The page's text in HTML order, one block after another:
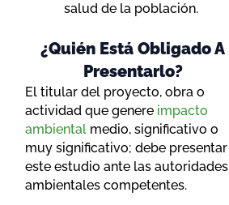
salud de la población.
¿Quién Está Obligado A
Presentarlo?
El titular del proyecto, obra o
actividad que genere impacto
ambiental medio, significativo o
muy significativo; debe presentar
este estudio ante las autoridades
ambientales competentes.